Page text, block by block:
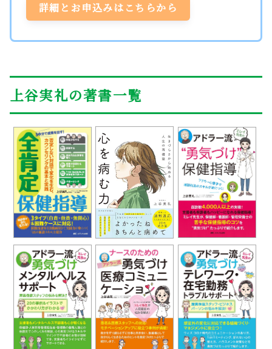
詳細とお申込みはこちらから
上谷実礼の著書一覧